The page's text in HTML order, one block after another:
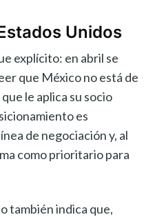
Unidos
explícito: en abril se
que México no está de
le aplica su socio
es
de negociación y, al
como prioritario para
también indica que,